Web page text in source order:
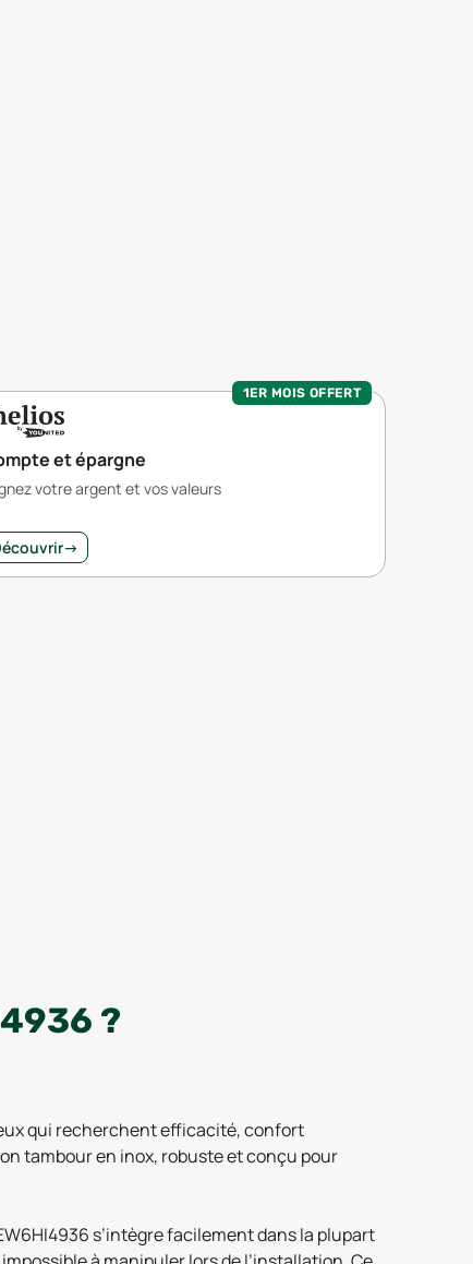
1ER MOIS OFFERT
et épargne
votre argent et vos valeurs
→
?
qui recherchent efficacité, confort
tambour en inox, robuste et conçu pour
s’intègre facilement dans la plupart